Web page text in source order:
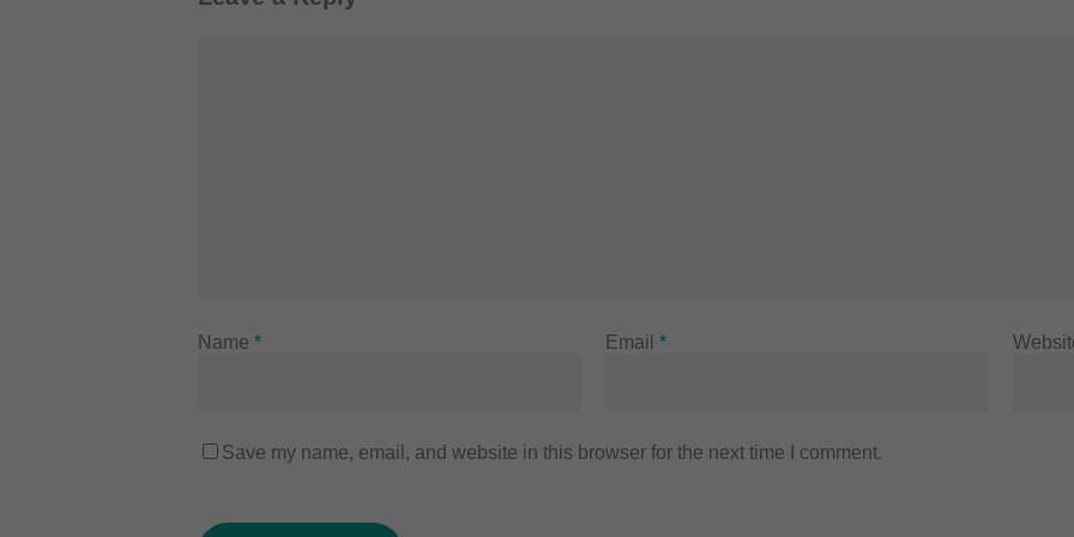
Name * Email *
Save my name, email, and website in this browser for the next time I comment.